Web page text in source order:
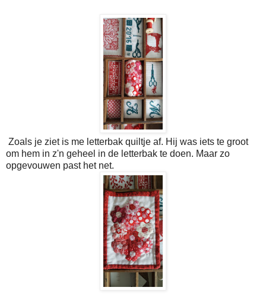
Zoals je ziet is me letterbak quiltje af. Hij was iets te groot
om hem in z'n geheel in de letterbak te doen. Maar zo
opgevouwen past het net.